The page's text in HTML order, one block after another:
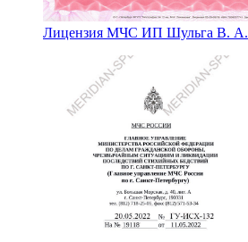
Лицензия МЧС ИП Шульга В. А.